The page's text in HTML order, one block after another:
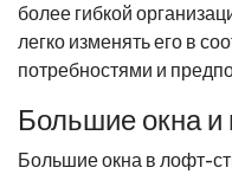
более гибкой
легко изменять его в
потребностями и
Большие окна и
Большие окна в лофт-